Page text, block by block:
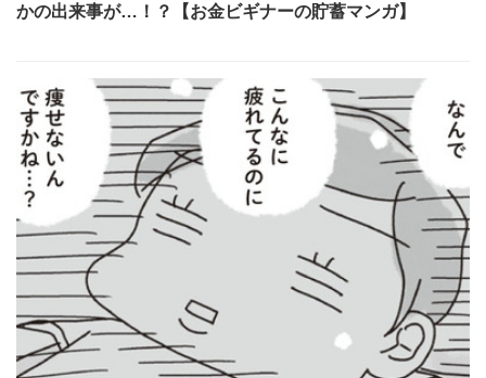
かの出来事が…！？【お金ビギナーの貯蓄マンガ】